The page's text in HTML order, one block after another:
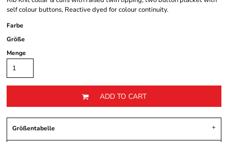
self colour buttons, Reactive dyed for colour continuity.
Farbe
Größe
Menge
ADD TO CART
Größentabelle